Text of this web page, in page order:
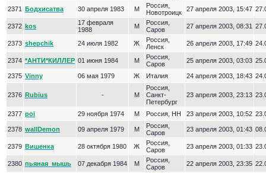
2371 Бодхисатва 30 апреля 1983 М
Россия,
Новотроицк
27 апреля 2003, 15:47
2372 kos
17 февраля
1988
М
Россия,
Саров
27 апреля 2003, 08:31
2373 shepchik 24 июля 1982 Ж
Россия,
Ленск
26 апреля 2003, 17:49
2374 *АНТИ*КИЛЛЕР 01 июня 1984 М
Россия,
Саров
25 апреля 2003, 03:03
2375 Vinny 06 мая 1979 Ж Италия 24 апреля 2003, 18:43
2376 Rubius - М
Россия,
Санкт-
Петербург
23 апреля 2003, 23:13
2377 poi 29 ноября 1974 М Россия, НН 23 апреля 2003, 10:52
2378 wallDemon 09 апреля 1979 М
Россия,
Саров
23 апреля 2003, 01:43
2379 Вишенка 28 октября 1980 Ж
Россия,
Саров
23 апреля 2003, 01:33
2380 пьяная_мышь 07 декабря 1984 М
Россия,
Саров
22 апреля 2003, 23:35